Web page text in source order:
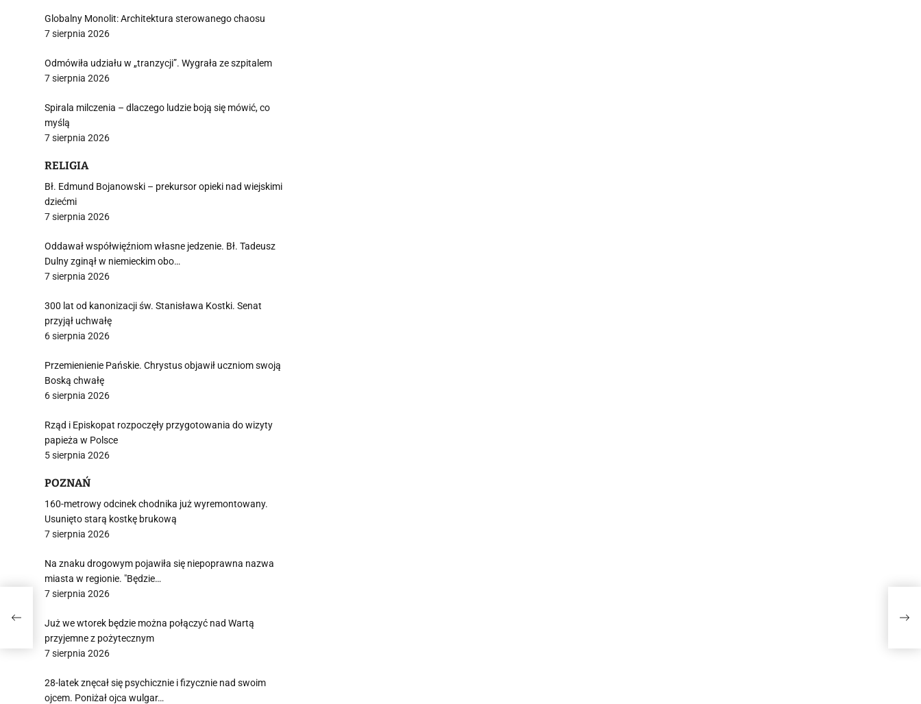
Globalny Monolit: Architektura sterowanego chaosu
7 sierpnia 2026
Odmówiła udziału w „tranzycji”. Wygrała ze szpitalem
7 sierpnia 2026
Spirala milczenia – dlaczego ludzie boją się mówić, co
myślą
7 sierpnia 2026
RELIGIA
Bł. Edmund Bojanowski – prekursor opieki nad wiejskimi
dziećmi
7 sierpnia 2026
Oddawał współwięźniom własne jedzenie. Bł. Tadeusz
Dulny zginął w niemieckim obo…
7 sierpnia 2026
300 lat od kanonizacji św. Stanisława Kostki. Senat
przyjął uchwałę
6 sierpnia 2026
Przemienienie Pańskie. Chrystus objawił uczniom swoją
Boską chwałę
6 sierpnia 2026
Rząd i Episkopat rozpoczęły przygotowania do wizyty
papieża w Polsce
5 sierpnia 2026
POZNAŃ
160-metrowy odcinek chodnika już wyremontowany.
Usunięto starą kostkę brukową
7 sierpnia 2026
Na znaku drogowym pojawiła się niepoprawna nazwa
miasta w regionie. "Będzie…
7 sierpnia 2026
Już we wtorek będzie można połączyć nad Wartą
przyjemne z pożytecznym
7 sierpnia 2026
28-latek znęcał się psychicznie i fizycznie nad swoim
ojcem. Poniżał ojca wulgar…